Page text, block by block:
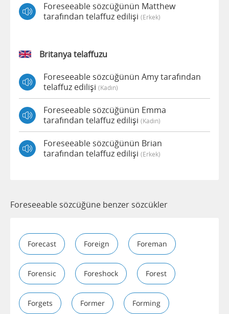
Foreseeable sözcüğünün Matthew
tarafından telaffuz edilişi (erkek)
Britanya telaffuzu
Foreseeable sözcüğünün Amy tarafından
telaffuz edilişi (kadın)
Foreseeable sözcüğünün Emma
tarafından telaffuz edilişi (kadın)
Foreseeable sözcüğünün Brian
tarafından telaffuz edilişi (erkek)
Foreseeable sözcüğüne benzer sözcükler
Forecast Foreign Foreman
Forensic Foreshock Forest
Forgets Former Forming